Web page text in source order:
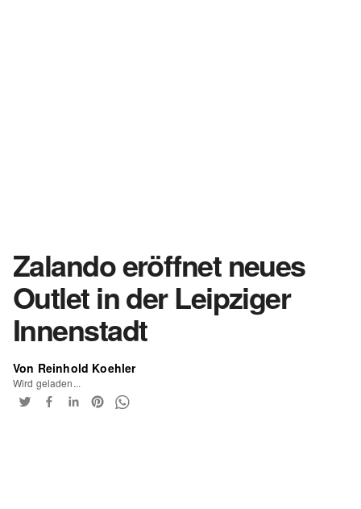
Zalando eröffnet neues
Outlet in der Leipziger
Innenstadt
Von Reinhold Koehler
Wird geladen...